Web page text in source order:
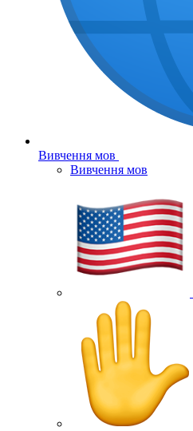
Вивчення мов
Вивчення мов